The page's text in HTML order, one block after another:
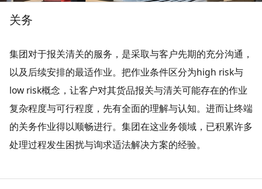
关务
集团对于报关清关的服务，是采取与客户先期的充分沟通，
以及后续安排的最适作业。把作业条件区分为high risk与
low risk概念，让客户对其货品报关与清关可能存在的作业
复杂程度与可行程度，先有全面的理解与认知。进而让终端
的关务作业得以顺畅进行。集团在这业务领域，已积累许多
处理过程发生困扰与询求适法解决方案的经验。